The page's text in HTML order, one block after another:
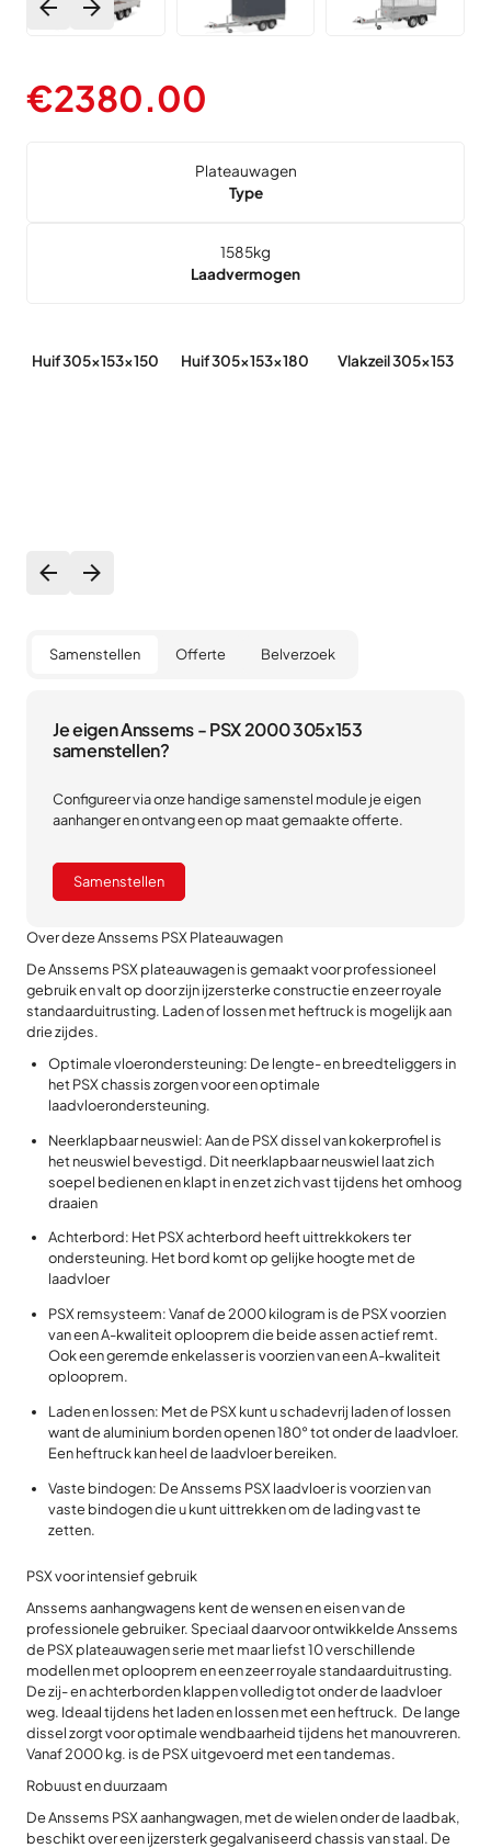
€2380.00
Plateauwagen
Type
1585kg
Laadvermogen
Huif 305x153x150 Huif 305x153x180 Vlakzeil 305x153
Samenstellen Offerte Belverzoek
Je eigen Anssems - PSX 2000 305x153
samenstellen?
Configureer via onze handige samenstel module je eigen
aanhanger en ontvang een op maat gemaakte offerte.
Samenstellen
Over deze Anssems PSX Plateauwagen
De Anssems PSX plateauwagen is gemaakt voor professioneel
gebruik en valt op door zijn ijzersterke constructie en zeer royale
standaarduitrusting. Laden of lossen met heftruck is mogelijk aan
drie zijdes.
Optimale vloerondersteuning: De lengte- en breedteliggers in
het PSX chassis zorgen voor een optimale
laadvloerondersteuning.
Neerklapbaar neuswiel: Aan de PSX dissel van kokerprofiel is
het neuswiel bevestigd. Dit neerklapbaar neuswiel laat zich
soepel bedienen en klapt in en zet zich vast tijdens het omhoog
draaien
Achterbord: Het PSX achterbord heeft uittrekkokers ter
ondersteuning. Het bord komt op gelijke hoogte met de
laadvloer
PSX remsysteem: Vanaf de 2000 kilogram is de PSX voorzien
van een A-kwaliteit oplooprem die beide assen actief remt.
Ook een geremde enkelasser is voorzien van een A-kwaliteit
oplooprem.
Laden en lossen: Met de PSX kunt u schadevrij laden of lossen
want de aluminium borden openen 180° tot onder de laadvloer.
Een heftruck kan heel de laadvloer bereiken.
Vaste bindogen: De Anssems PSX laadvloer is voorzien van
vaste bindogen die u kunt uittrekken om de lading vast te
zetten.
PSX voor intensief gebruik
Anssems aanhangwagens kent de wensen en eisen van de
professionele gebruiker. Speciaal daarvoor ontwikkelde Anssems
de PSX plateauwagen serie met maar liefst 10 verschillende
modellen met oplooprem en een zeer royale standaarduitrusting.
De zij- en achterborden klappen volledig tot onder de laadvloer
weg. Ideaal tijdens het laden en lossen met een heftruck. De lange
dissel zorgt voor optimale wendbaarheid tijdens het manouvreren.
Vanaf 2000 kg. is de PSX uitgevoerd met een tandemas.
Robuust en duurzaam
De Anssems PSX aanhangwagen, met de wielen onder de laadbak,
beschikt over een ijzersterk gegalvaniseerd chassis van staal. De